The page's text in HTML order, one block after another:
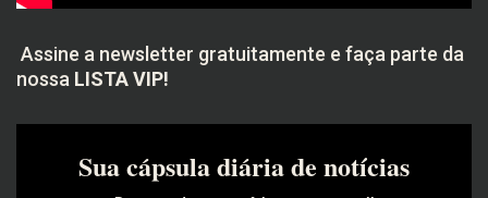
Assine a newsletter gratuitamente e faça parte da
nossa LISTA VIP!
Sua cápsula diária de notícias